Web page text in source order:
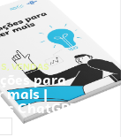
, VENDAS
para
mais |
ChatGPT